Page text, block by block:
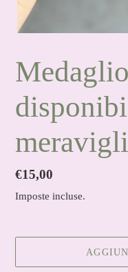
Prezzo
di
€15,00
Imposte incluse.